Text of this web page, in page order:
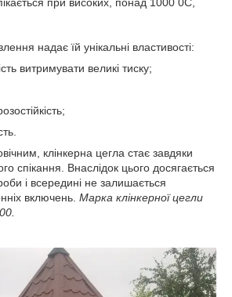
надає їй унікальні властивості:
витримувати великі тиску;
клінкерна цегла стає завдяки
спікання. Внаслідок цього досягається
і всередині не залишається
включень. Марка клінкерної цегли